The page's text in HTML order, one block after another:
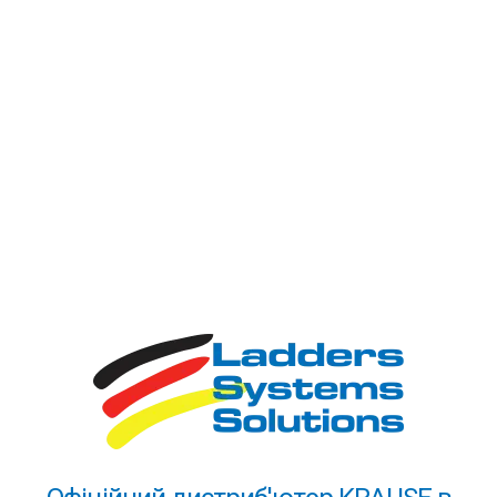
виробництва дозволяють нам тримати виробничі
витрати на одиницю продукції на низькому рівні.
Високим залишається тільки якість (і ціна)
алюмінієвого профілю та комплектуючих частин.